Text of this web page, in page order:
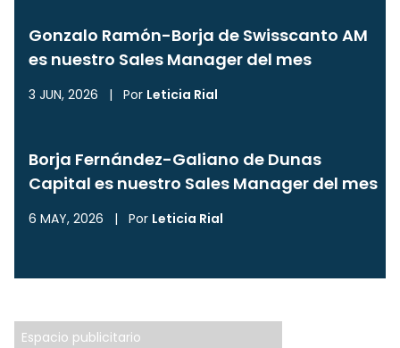
Gonzalo Ramón-Borja de Swisscanto AM
es nuestro Sales Manager del mes
3 JUN, 2026 | Por Leticia Rial
Borja Fernández-Galiano de Dunas
Capital es nuestro Sales Manager del mes
6 MAY, 2026 | Por Leticia Rial
Espacio publicitario